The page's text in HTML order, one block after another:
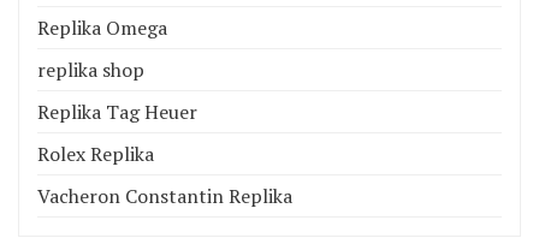
Replika Omega
replika shop
Replika Tag Heuer
Rolex Replika
Vacheron Constantin Replika